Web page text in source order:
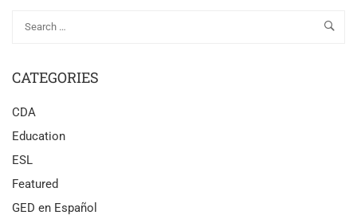
CATEGORIES
CDA
Education
ESL
Featured
GED en Español